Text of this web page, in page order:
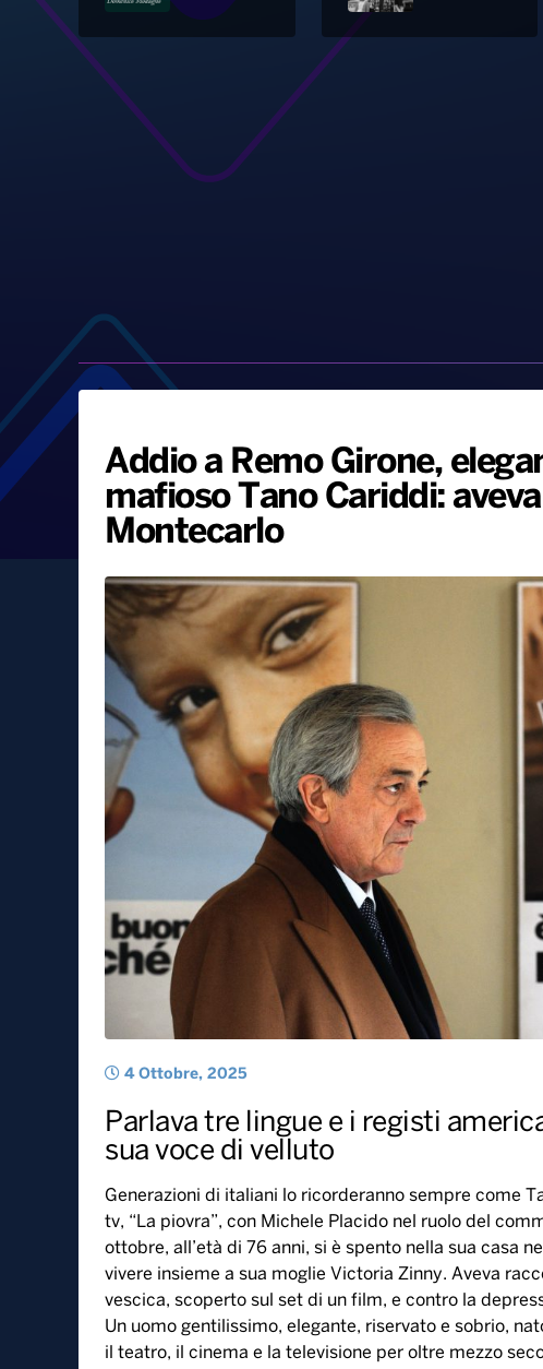
Addio a Remo Girone,
mafioso Tano Cariddi:
Montecarlo
4 Ottobre, 2025
Parlava tre lingue e i registi
sua voce di velluto
Generazioni di italiani lo ricorderanno sempre come
tv, “La piovra”, con Michele Placido nel ruolo del
ottobre, all’età di 76 anni, si è spento nella sua casa
vivere insieme a sua moglie Victoria Zinny. Aveva
vescica, scoperto sul set di un film, e contro la
Un uomo gentilissimo, elegante, riservato e sobrio,
il teatro, il cinema e la televisione per oltre mezzo